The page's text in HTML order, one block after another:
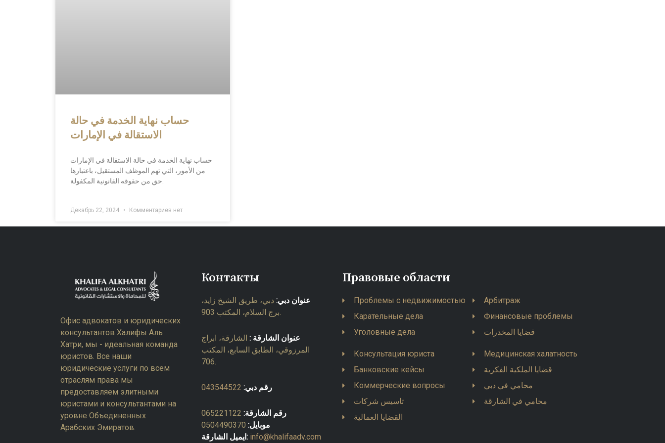
حساب نهاية الخدمة في حالة
الاستقالة في الإمارات
حساب نهاية الخدمة في حالة الاستقالة في الإمارات
من الأمور، التي تهم الموظف المستقيل، باعتبارها
Декабрь 22, 2024 Комментариев нет
Офис адвокатов и юридических
консультантов Халифы Аль
Хатри, мы - идеальная команда
юристов. Все наши
юридические услуги по всем
отраслям права мы
предоставляем элитными
юристами и консультантами на
уровне Объединенных
Арабских Эмиратов.
Контакты
عنوان دبي: دبي، طريق الشيخ زايد،
عنوان الشارقة : الشارقة، ابراج
المرزوقي، الطابق السابع، المكتب
رقم دبي: 043544522
رقم الشارقة: 065221122
موبايل: 0504490370
ايميل الشارقة: info@khalifaadv.com
Правовые области
Проблемы с недвижимостью
Карательные дела
Уголовные дела
Консультация юриста
Банковские кейсы
Коммерческие вопросы
تاسيس شركات
القضايا العمالية
Арбитраж
Финансовые проблемы
قضايا المخدرات
Медицинская халатность
قضايا الملكية الفكرية
محامي في دبي
محامي في الشارقة